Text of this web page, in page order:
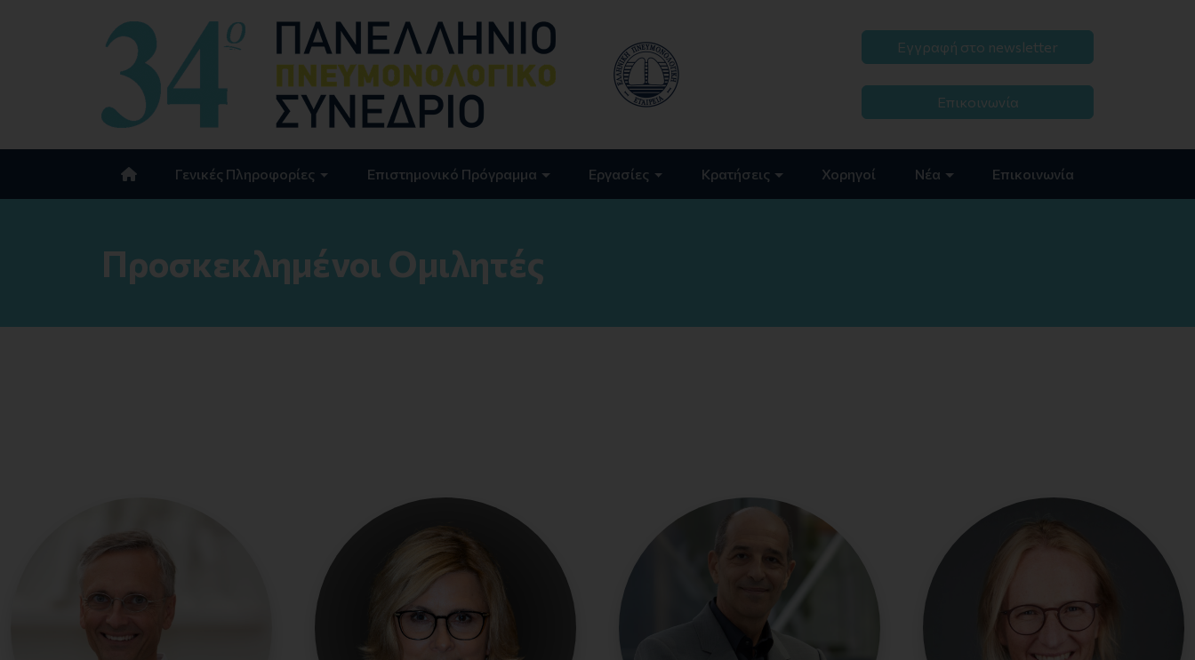
Εγγραφή στο newsletter
Επικοινωνία
Γενικές Πληροφορίες Επιστημονικό Πρόγραμμα Εργασίες Κρατήσεις Χορηγοί Νέα Επικοινωνία
Προσκεκλημένοι Ομιλητές